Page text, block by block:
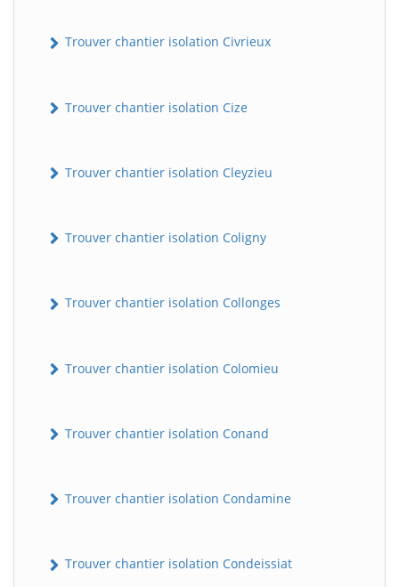
Trouver chantier isolation Civrieux
Trouver chantier isolation Cize
Trouver chantier isolation Cleyzieu
Trouver chantier isolation Coligny
Trouver chantier isolation Collonges
Trouver chantier isolation Colomieu
Trouver chantier isolation Conand
Trouver chantier isolation Condamine
Trouver chantier isolation Condeissiat